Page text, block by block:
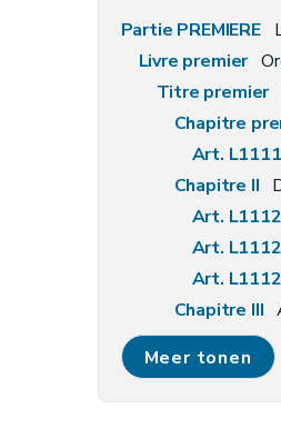
Partie PREMIERE
Livre premier
Titre premier
Chapitre
Art.
Chapitre II
Art.
Art.
Art.
Chapitre III
Art.
Titre II
Meer tonen